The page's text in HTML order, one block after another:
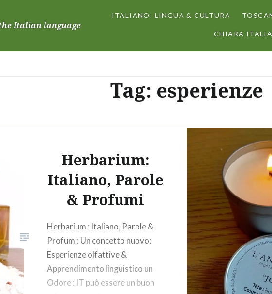
Italian language
ITALIANO: LINGUA & CULTURA
CHIARA
Tag: esperienze
Herbarium:
Italiano, Parole
& Profumi
Herbarium : Italiano, Parole &
Profumi: Un concetto nuovo:
Esperienze olfattive &
Apprendimento linguistico un
Odore : IT può essere un buon